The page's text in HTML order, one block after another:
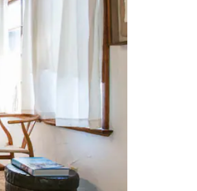
kao i dodirom ili prelaskom prstom po zaslonu.